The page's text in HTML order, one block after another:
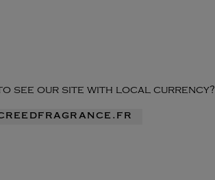
see our site with local currency?